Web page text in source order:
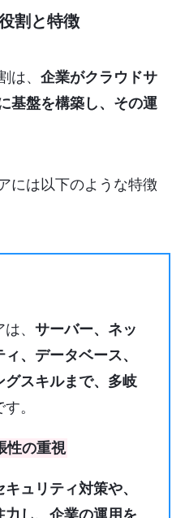
割と特徴
は、 企業がクラウドサ
基盤を構築し、その運
には以下のような特徴
、 サーバー、ネッ
、データベース、
グスキルまで、多岐
す。
性の重視
キュリティ対策や、